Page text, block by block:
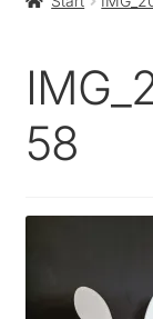
Museum
Journal
58